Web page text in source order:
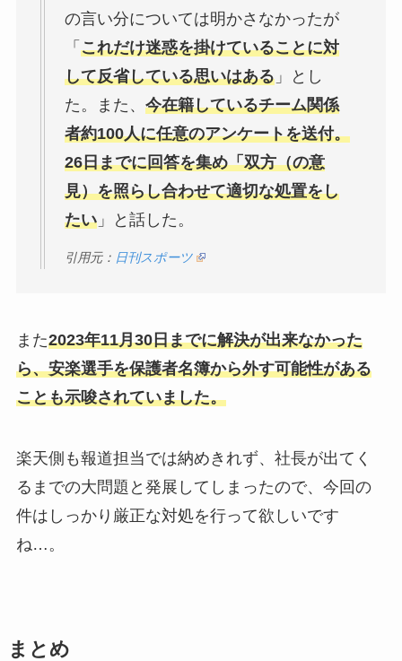
の言い分については明かさなかったが
「 これだけ迷惑を掛けていることに対
して反省している思いはある」とし
た。また、 今在籍しているチーム関係
者約100人に任意のアンケートを送付。
26日までに回答を集め「双方（の意
見）を照らし合わせて適切な処置をし
たい」と話した。
引用元： 日刊スポーツ
また2023年11月30日までに解決が出来なかった
ら、安楽選手を保護者名簿から外す可能性がある
ことも示唆されていました。
楽天側も報道担当では納めきれず、社長が出てく
るまでの大問題と発展してしまったので、今回の
件はしっかり厳正な対処を行って欲しいです
ね…。
まとめ